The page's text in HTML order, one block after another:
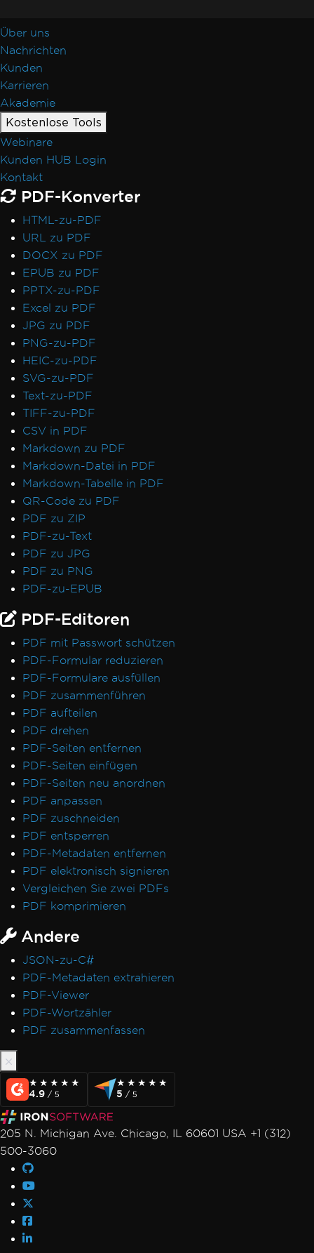
Über uns
Nachrichten
Kunden
Karrieren
Akademie
Kostenlose Tools
Webinare
Kunden HUB Login
Kontakt
PDF-Konverter
HTML-zu-PDF
URL zu PDF
DOCX zu PDF
EPUB zu PDF
PPTX-zu-PDF
Excel zu PDF
JPG zu PDF
PNG-zu-PDF
HEIC-zu-PDF
SVG-zu-PDF
Text-zu-PDF
TIFF-zu-PDF
CSV in PDF
Markdown zu PDF
Markdown-Datei in PDF
Markdown-Tabelle in PDF
QR-Code zu PDF
PDF zu ZIP
PDF-zu-Text
PDF zu JPG
PDF zu PNG
PDF-zu-EPUB
PDF-Editoren
PDF mit Passwort schützen
PDF-Formular reduzieren
PDF-Formulare ausfüllen
PDF zusammenführen
PDF aufteilen
PDF drehen
PDF-Seiten entfernen
PDF-Seiten einfügen
PDF-Seiten neu anordnen
PDF anpassen
PDF zuschneiden
PDF entsperren
PDF-Metadaten entfernen
PDF elektronisch signieren
Vergleichen Sie zwei PDFs
PDF komprimieren
Andere
JSON-zu-C#
PDF-Metadaten extrahieren
PDF-Viewer
PDF-Wortzähler
PDF zusammenfassen
★★★★★
★★★★★
4.9 / 5
★★★★★
★★★★★
5 / 5
205 N. Michigan Ave. Chicago, IL 60601 USA +1 (312)
500-3060